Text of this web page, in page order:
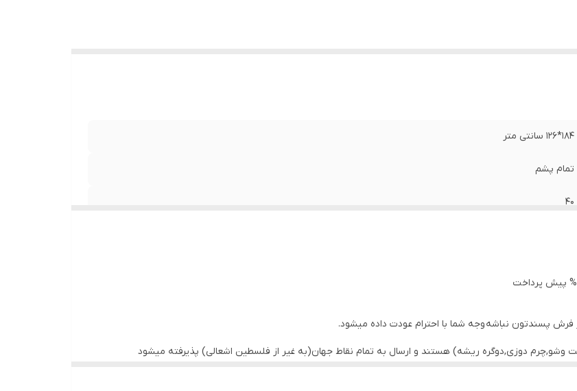
184*126 سانتی متر
تمام پشم
40
وشو,چرم دوزی,دوگره ریشه) هستند و ارسال به تمام نقاط جهان(به غیر از فلسطین اشعالی) پذیرفته میشود